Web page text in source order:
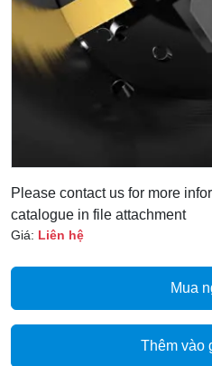
Please contact us for more
catalogue in file attachment
Giá: Liên hệ
Mua
Thêm vào